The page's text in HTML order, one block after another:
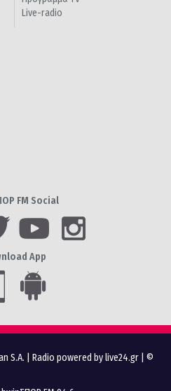
Live-radio
FM Social
App
S.A. Radio powered by live24.gr | ©